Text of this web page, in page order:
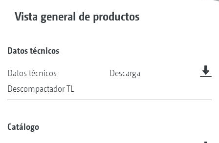
Vista general de productos
Datos técnicos
Datos técnicos
Descompactador TL
Descarga
Catálogo